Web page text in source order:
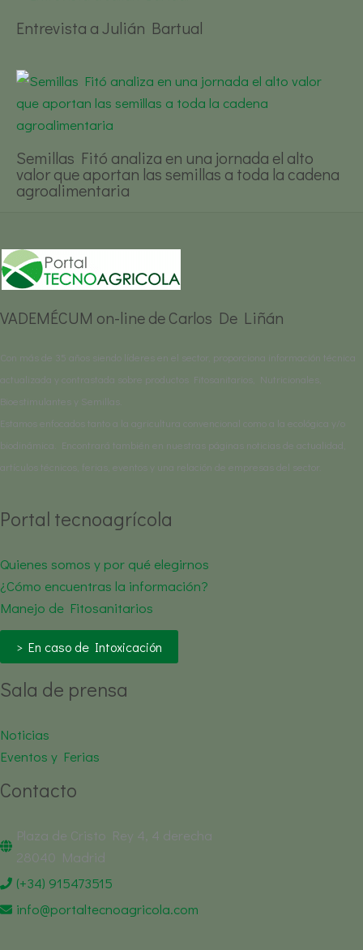
Entrevista a Julián Bartual
Semillas Fitó analiza en una jornada el alto
valor que aportan las semillas a toda la cadena
agroalimentaria
VADEMÉCUM on-line de Carlos De Liñán
Con más de 35 años siendo líderes en el sector, proporciona información técnica
actualizada y contrastada sobre productos Fitosanitarios, Nutricionales,
Bioestimulantes y Semillas.
Estamos enfocados tanto a la agricultura convencional como a la ecológica y/o
biodinámica. Encontrará también en nuestras páginas noticias de actualidad,
artículos técnicos, ferias, eventos y una relación de empresas del sector.
Portal tecnoagrícola
Quienes somos y por qué elegirnos
¿Cómo encuentras la información?
Manejo de Fitosanitarios
> En caso de Intoxicación
Sala de prensa
Noticias
Eventos y Ferias
Contacto
Plaza de Cristo Rey 4, 4 derecha
28040 Madrid
(+34) 915473515
info@portaltecnoagricola.com